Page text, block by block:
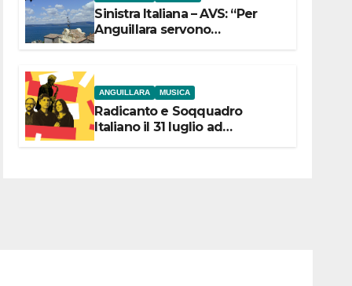
Sinistra Italiana – AVS: “Per
Anguillara servono
ANGUILLARA MUSICA
Radicanto e Soqquadro
Italiano il 31 luglio ad